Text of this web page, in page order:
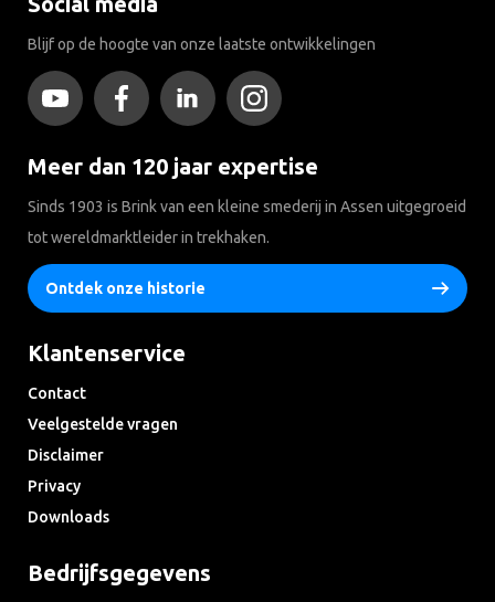
Blijf op de hoogte van onze laatste ontwikkelingen
Meer dan 120 jaar expertise
Sinds 1903 is Brink van een kleine smederij in Assen uitgegroeid
tot wereldmarktleider in trekhaken.
Ontdek onze historie
Klantenservice
Contact
Veelgestelde vragen
Disclaimer
Privacy
Downloads
Bedrijfsgegevens